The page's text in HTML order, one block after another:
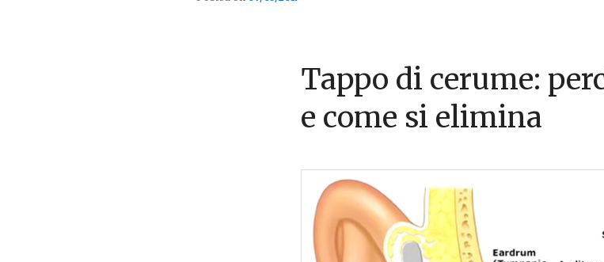
Tappo di cerume:
e come si elimina